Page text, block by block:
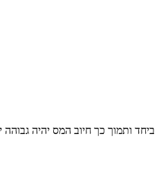
ותמוך כך חיוב המס יהיה גבוהה